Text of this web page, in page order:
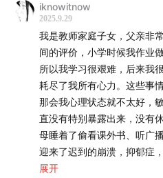
iknowitnow
2025.9.29
我是教师家庭子女，父亲非
间的评价，小学时候我作业
所以我学习很艰难，后来我
耗尽了我所有心力。这些事
那会我心理状态就不太好，
直没有特别暴露出来，没有
母睡着了偷看课外书、听广
迎来了迟到的崩溃，抑郁症
何事情在我看来都是极度困
展开